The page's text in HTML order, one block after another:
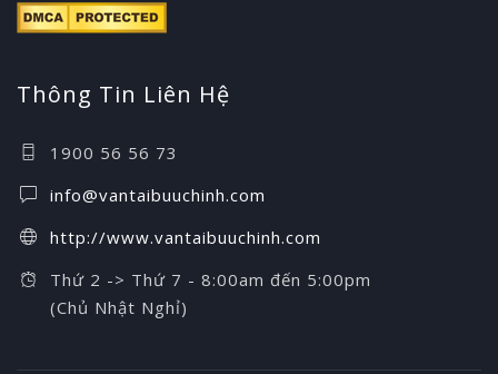
Thông Tin Liên Hệ
1900 56 56 73
info@vantaibuuchinh.com
http://www.vantaibuuchinh.com
Thứ 2 -> Thứ 7 - 8:00am đến 5:00pm
(Chủ Nhật Nghỉ)